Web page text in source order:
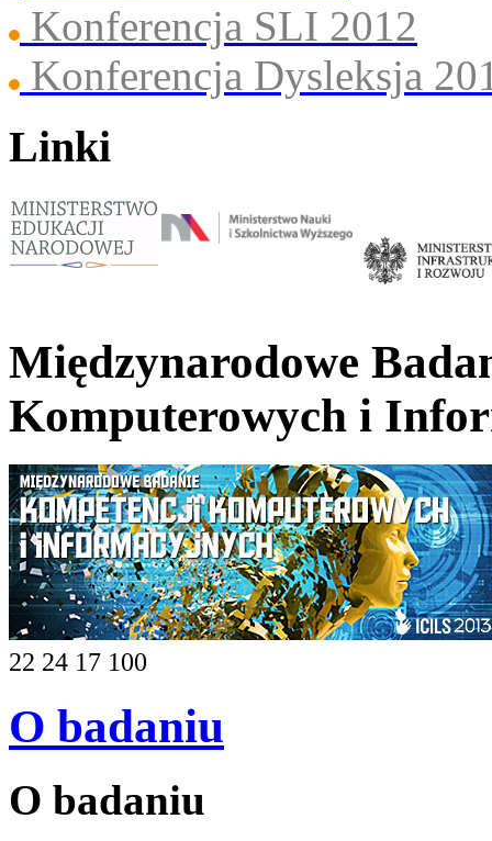
Konferencja SLI 2012
Konferencja Dysleksja
Linki
Międzynarodowe
Komputerowych i
22 24 17 100
O badaniu
O badaniu